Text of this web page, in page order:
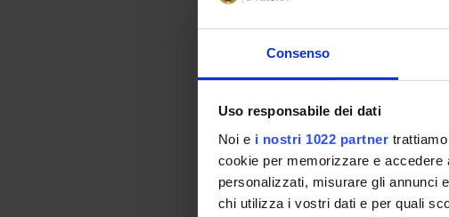
Consenso
Uso responsabile dei dati
Noi e i nostri 1022 partner
cookie per memorizzare e
personalizzati, misurare gli annunci
chi utilizza i vostri dati e per quali
Carbonio
Idrocaburi
Benzene e composti aromatici
Stereoisomeria: -Gruppi
Legami
Reazioni organiche
Macromolecole biologiche